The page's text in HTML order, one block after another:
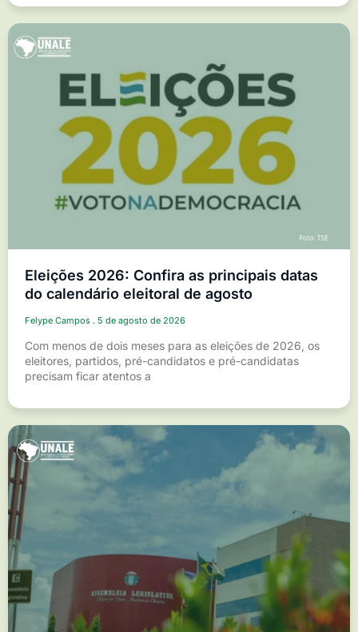
Eleições 2026: Confira as principais datas
do calendário eleitoral de agosto
Felype Campos 5 de agosto de 2026
Com menos de dois meses para as eleições de 2026, os
eleitores, partidos, pré-candidatos e pré-candidatas
precisam ficar atentos a